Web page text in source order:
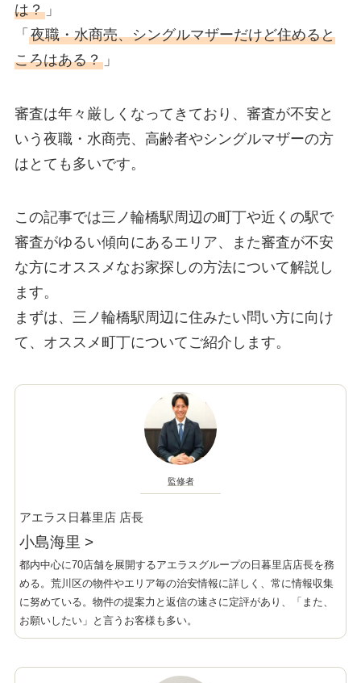
は？」
「 夜職・水商売、シングルマザーだけど住めると
ころはある？」
審査は年々厳しくなってきており、審査が不安と
いう夜職・水商売、高齢者やシングルマザーの方
はとても多いです。
この記事では三ノ輪橋駅周辺の町丁や近くの駅で
審査がゆるい傾向にあるエリア、また審査が不安
な方にオススメなお家探しの方法について解説し
ます。
まずは、三ノ輪橋駅周辺に住みたい問い方に向け
て、オススメ町丁についてご紹介します。
監修者
アエラス日暮里店 店長
小島海里 >
都内中心に70店舗を展開するアエラスグループの日暮里店店長を務
める。荒川区の物件やエリア毎の治安情報に詳しく、常に情報収集
に努めている。物件の提案力と返信の速さに定評があり、「また、
お願いしたい」と言うお客様も多い。